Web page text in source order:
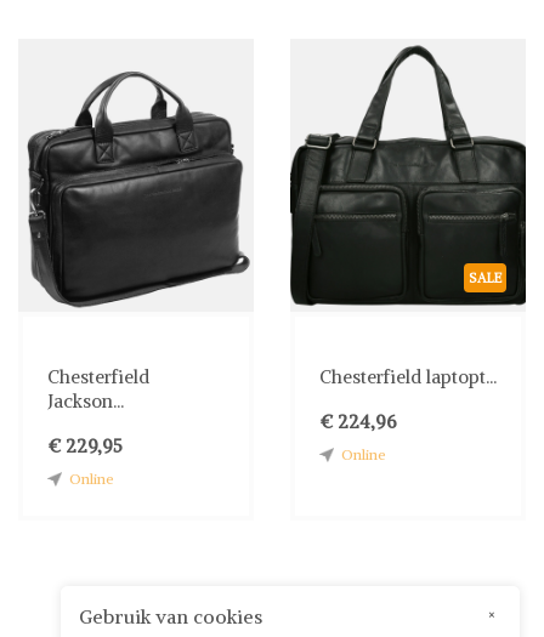
Chesterfield
Jackson...
€ 229,95
Online
SALE
Chesterfield laptopt...
€ 224,96
Online
×
Gebruik van cookies